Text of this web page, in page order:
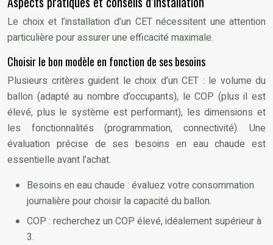
Le choix et l’installation d’un CET nécessitent une attention
particulière pour assurer une efficacité maximale.
Choisir le bon modèle en fonction de ses besoins
Plusieurs critères guident le choix d’un CET : le volume du
ballon (adapté au nombre d’occupants), le COP (plus il est
élevé, plus le système est performant), les dimensions et
les fonctionnalités (programmation, connectivité). Une
évaluation précise de ses besoins en eau chaude est
essentielle avant l’achat.
Besoins en eau chaude : évaluez votre consommation
journalière pour choisir la capacité du ballon.
COP : recherchez un COP élevé, idéalement supérieur à
3.